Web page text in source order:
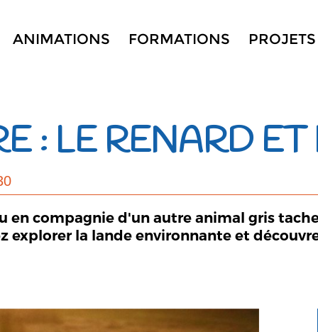
ANIMATIONS FORMATIONS PROJETS
: LE RENARD
en compagnie d'un autre animal gris
explorer la lande environnante et